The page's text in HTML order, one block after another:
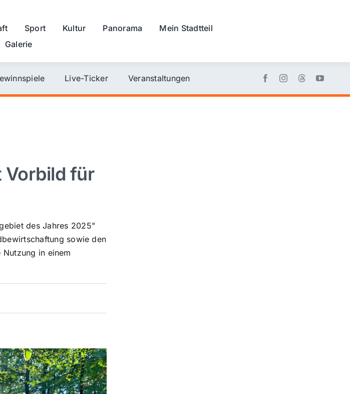
Sport Kultur Panorama
Mein Stadtteil
Galerie
Live-Ticker Veranstaltungen
Vorbild für
des Jahres 2025"
sowie den
in einem